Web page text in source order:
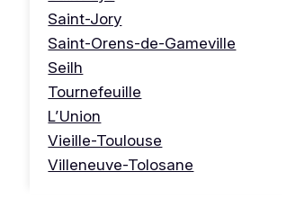
Saint-Jory
Saint-Orens-de-Gameville
Seilh
Tournefeuille
L’Union
Vieille-Toulouse
Villeneuve-Tolosane